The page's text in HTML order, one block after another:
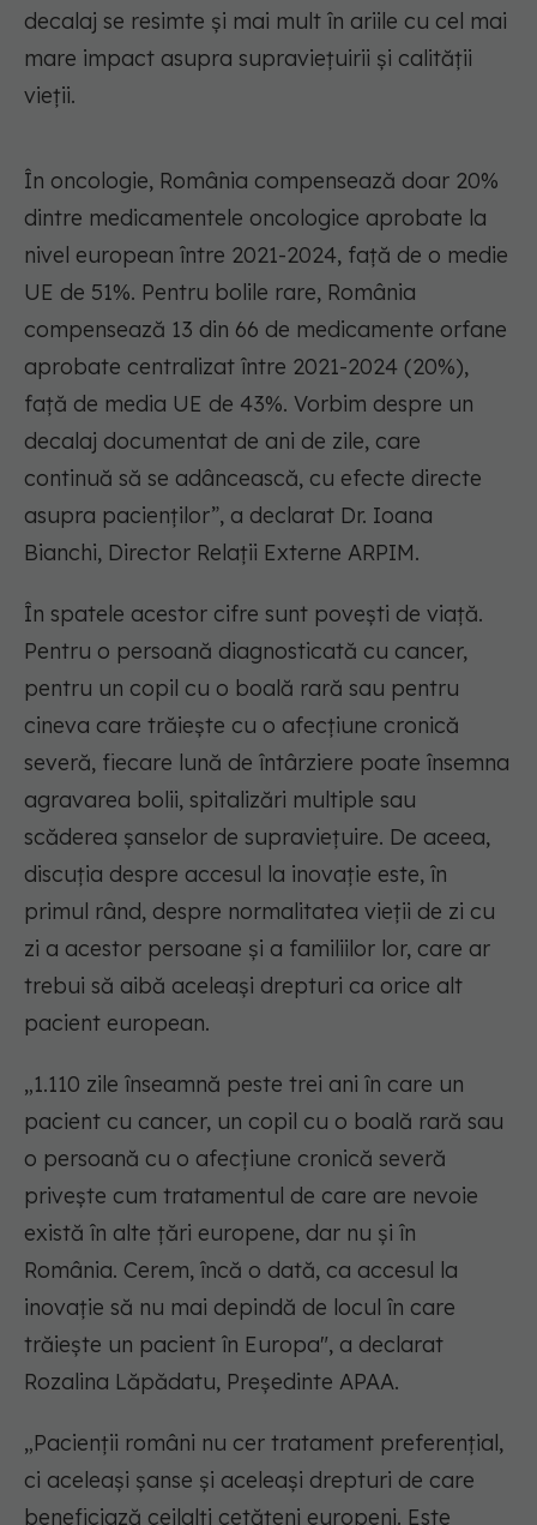
decalaj se resimte și mai mult în ariile cu cel mai
mare impact asupra supraviețuirii și calității
vieții.
În oncologie, România compensează doar 20%
dintre medicamentele oncologice aprobate la
nivel european între 2021-2024, față de o medie
UE de 51%. Pentru bolile rare, România
compensează 13 din 66 de medicamente orfane
aprobate centralizat între 2021-2024 (20%),
față de media UE de 43%. Vorbim despre un
decalaj documentat de ani de zile, care
continuă să se adâncească, cu efecte directe
asupra pacienților”, a declarat Dr. Ioana
Bianchi, Director Relații Externe ARPIM.
În spatele acestor cifre sunt povești de viață.
Pentru o persoană diagnosticată cu cancer,
pentru un copil cu o boală rară sau pentru
cineva care trăiește cu o afecțiune cronică
severă, fiecare lună de întârziere poate însemna
agravarea bolii, spitalizări multiple sau
scăderea șanselor de supraviețuire. De aceea,
discuția despre accesul la inovație este, în
primul rând, despre normalitatea vieții de zi cu
zi a acestor persoane și a familiilor lor, care ar
trebui să aibă aceleași drepturi ca orice alt
pacient european.
„1.110 zile înseamnă peste trei ani în care un
pacient cu cancer, un copil cu o boală rară sau
o persoană cu o afecțiune cronică severă
privește cum tratamentul de care are nevoie
există în alte țări europene, dar nu și în
România. Cerem, încă o dată, ca accesul la
inovație să nu mai depindă de locul în care
trăiește un pacient în Europa", a declarat
Rozalina Lăpădatu, Președinte APAA.
„Pacienții români nu cer tratament preferențial,
ci aceleași șanse și aceleași drepturi de care
beneficiază ceilalți cetățeni europeni. Este